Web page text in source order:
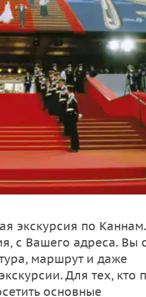
экскурсия по
с Вашего адреса. Вы
маршрут и даже
Для тех, кто
основные